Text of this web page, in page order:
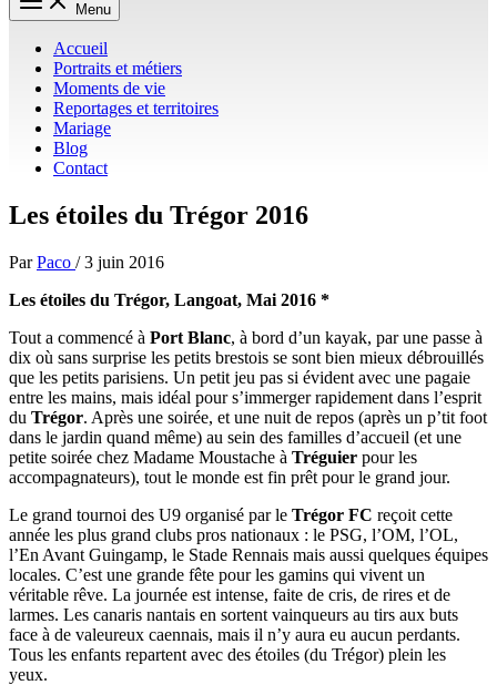
Menu
Accueil
Portraits et métiers
Moments de vie
Reportages et territoires
Mariage
Blog
Contact
Les étoiles du Trégor 2016
ParPaco /3 juin 2016
Les étoiles du Trégor, Langoat, Mai 2016 *
Tout a commencé à Port Blanc, à bord d’un kayak, par une passe à
dix où sans surprise les petits brestois se sont bien mieux débrouillés
que les petits parisiens. Un petit jeu pas si évident avec une pagaie
entre les mains, mais idéal pour s’immerger rapidement dans l’esprit
du Trégor. Après une soirée, et une nuit de repos (après un p’tit foot
dans le jardin quand même) au sein des familles d’accueil (et une
petite soirée chez Madame Moustache à Tréguier pour les
accompagnateurs), tout le monde est fin prêt pour le grand jour.
Le grand tournoi des U9 organisé par le Trégor FC reçoit cette
année les plus grand clubs pros nationaux : le PSG, l’OM, l’OL,
l’En Avant Guingamp, le Stade Rennais mais aussi quelques équipes
locales. C’est une grande fête pour les gamins qui vivent un
véritable rêve. La journée est intense, faite de cris, de rires et de
larmes. Les canaris nantais en sortent vainqueurs au tirs aux buts
face à de valeureux caennais, mais il n’y aura eu aucun perdants.
Tous les enfants repartent avec des étoiles (du Trégor) plein les
yeux.